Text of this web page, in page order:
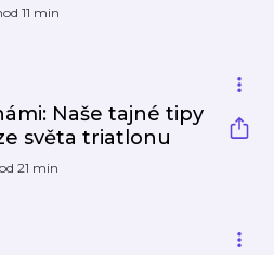
11 min
Naše tajné tipy
světa triatlonu
21 min